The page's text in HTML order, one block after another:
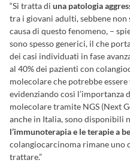
“Si tratta di una patologia
tra i giovani adulti, sebbene
causa di questo fenomeno, –
sono spesso generici, il che
dei casi individuati in fase
al 40% dei pazienti con
molecolare che potrebbe
evidenziando così l’importanza
molecolare tramite NGS (Next
anche in Italia, sono disponibili
l’immunoterapia e le terapie a
colangiocarcinoma rimane uno
trattare.”